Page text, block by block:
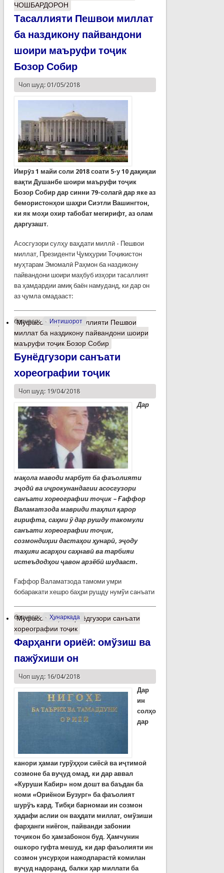
ЧОШБАРДОРОН
Тасаллияти Пешвои миллат
ба наздикону пайвандони
шоири маъруфи тоҷик
Бозор Собир
Чоп шуд: 01/05/2018
Имрӯз 1 майи соли 2018 соати 5-у 10 дақиқаи
вақти Душанбе шоири маъруфи тоҷик
Бозор Собир дар синни 79-солагӣ дар яке аз
бемористонҳои шаҳри Сиэтли Вашингтон,
ки як моҳи охир табобат мегирифт, аз олам
даргузашт.
Асосгузори сулҳу ваҳдати миллӣ - Пешвои
миллат, Президенти Ҷумҳурии Тоҷикистон
муҳтарам Эмомалӣ Раҳмон ба наздикону
пайвандони шоири маҳбуб изҳори тасаллият
ва ҳамдардии амиқ баён намуданд, ки дар он
аз ҷумла омадааст:
барчасп: Интишорот
Муфассалтаро Тасаллияти Пешвои
миллат ба наздикону пайвандони шоири
маъруфи тоҷик Бозор Собир
Бунёдгузори санъати
хореографии тоҷик
Чоп шуд: 19/04/2018
Дар
мақола маводи марбут ба фаъолияти
эҷодӣ ва иҷрокунандагии асосгузори
санъати хореографии тоҷик – Ғаффор
Валаматзода мавриди таҳлил қарор
гирифта, саҳми ў дар рушду такомули
санъати хореографии тоҷик,
созмондиҳии дастаҳои ҳунарӣ, эҷоду
таҳияи асарҳои саҳнавӣ ва тарбияи
истеъдодҳои ҷавон арзёбӣ шудааст.
Ғаффор Валаматзода тамоми умри
бобаракати хешро баҳри рушду нумўи санъати
барчасп: Ҳунаркада
Муфассалтаро Бунёдгузори санъати
хореографии тоҷик
Фарҳанги ориёӣ: омўзиш ва
пажўхиши он
Чоп шуд: 16/04/2018
Дар
ин
солҳо
дар
канори ҳамаи гурўҳҳои сиёсӣ ва иҷтимоӣ
созмоне ба вуҷуд омад, ки дар аввал
«Куруши Кабир» ном дошт ва баъдан ба
номи «Ориёнои Бузург» ба фаъолият
шурўъ кард. Тибқи барномаи ин созмон
ҳадафи аслии он ваҳдати миллат, омўзиши
фарҳанги ниёгон, пайванди забонии
тоҷикон бо ҳамзабонон буд. Ҳамчунин
ошкоро гуфта мешуд, ки дар фаъолияти ин
созмон унсурҳои нажодпарастӣ комилан
вуҷуд надоранд, балки ҳар миллати ба